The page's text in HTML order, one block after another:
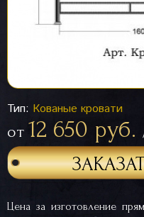
Тип: Кованые кровати
от 12 650 руб.
Цена за изготовление